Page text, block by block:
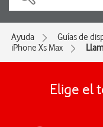
Ayuda Guías de
iPhone Xs Max
Elige el